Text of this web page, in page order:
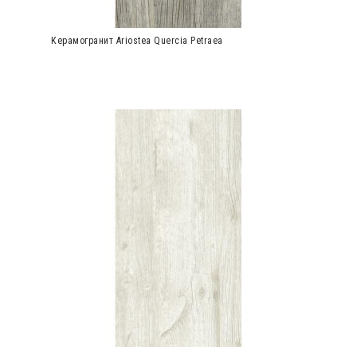
Керамогранит Ariostea Quercia Petraea